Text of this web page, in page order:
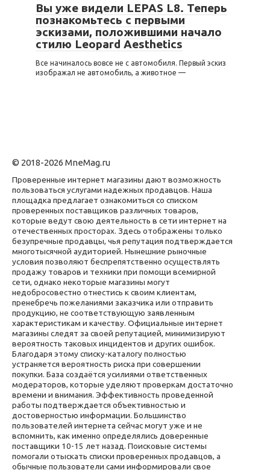
Вы уже видели LEPAS L8. Теперь
познакомьтесь с первыми
эскизами, положившими начало
стилю Leopard Aesthetics
Все начиналось вовсе не с автомобиля. Первый эскиз
изображал не автомобиль, а животное —
© 2018-2026 MneMag.ru
Проверенные интернет магазины дают возможность
пользоваться услугами надежных продавцов. Наша
площадка предлагает ознакомиться со списком
проверенных поставщиков различных товаров,
которые ведут свою деятельность в сети интернет на
отечественных просторах. Здесь отображены только
безупречные продавцы, чья репутация подтверждается
многотысячной аудиторией. Нынешние рыночные
условия позволяют беспрепятственно осуществлять
продажу товаров и техники при помощи всемирной
сети, однако некоторые магазины могут
недобросовестно отнестись к своим клиентам,
пренебречь пожеланиями заказчика или отправить
продукцию, не соответствующую заявленным
характеристикам и качеству. Официальные интернет
магазины следят за своей репутацией, минимизируют
вероятность таковых инцидентов и других ошибок.
Благодаря этому списку-каталогу полностью
устраняется вероятность риска при совершении
покупки. База создаётся усилиями ответственных
модераторов, которые уделяют проверкам достаточно
времени и внимания. Эффективность проведенной
работы подтверждается объективностью и
достоверностью информации. Большинство
пользователей интернета сейчас могут уже и не
вспомнить, как именно определялись доверенные
поставщики 10-15 лет назад. Поисковые системы
помогали отыскать списки проверенных продавцов, а
обычные пользователи сами информировали свое